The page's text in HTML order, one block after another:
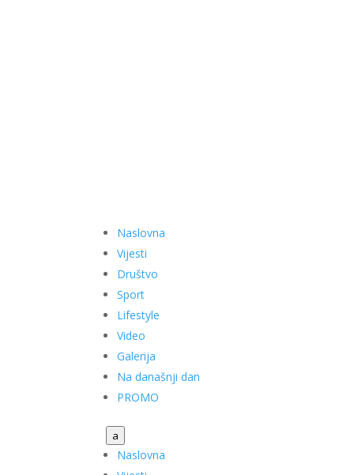
Naslovna
Vijesti
Društvo
Sport
Lifestyle
Video
Galerija
Na današnji dan
PROMO
a
Naslovna